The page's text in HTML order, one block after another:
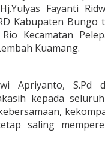
Fayanti
Kabupaten Bungo
Kecamatan
Kuamang.
Apriyanto, S.Pd
kepada
saling